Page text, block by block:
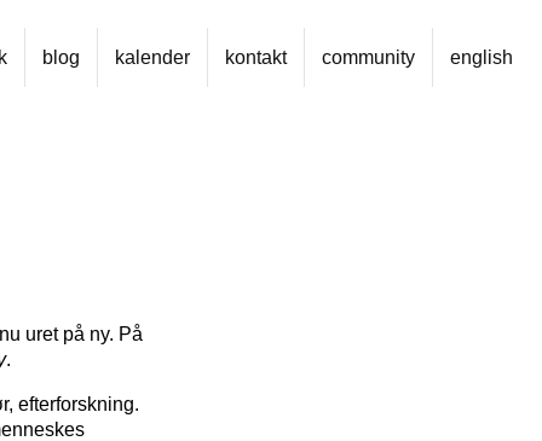
blog kalender kontakt community english
uret på ny. På
.
efterforskning.